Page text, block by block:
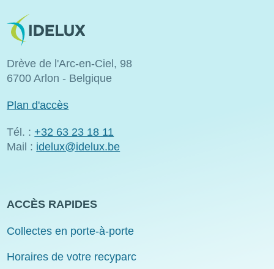
Image
Drève de l'Arc-en-Ciel, 98
6700 Arlon - Belgique
Plan d'accès
Tél. : +32 63 23 18 11
Mail : idelux@idelux.be
ACCÈS RAPIDES
Collectes en porte-à-porte
Horaires de votre recyparc